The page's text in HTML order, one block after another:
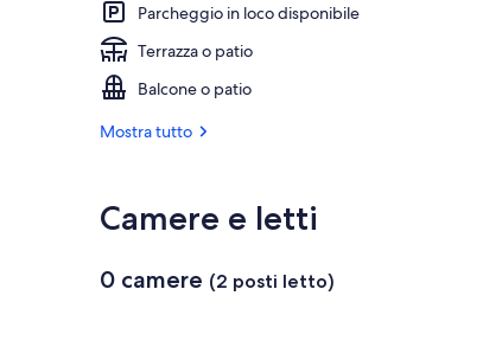
Parcheggio in loco disponibile
Terrazza o patio
Balcone o patio
Mostra tutto
Camere e letti
0 camere (2 posti letto)